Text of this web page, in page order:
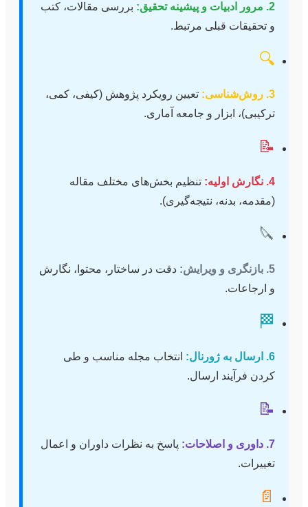
2. مرور ادبیات و پیشینه تحقیق:
بررسی مقالات، کتب
و تحقیقات قبلی مرتبط.
🔍
3. روش‌شناسی:
تعیین رویکرد پژوهش (کیفی، کمی،
ترکیبی)، ابزار و جامعه آماری.
📝
4. نگارش اولیه:
تنظیم بخش‌های مختلف مقاله
(مقدمه، بدنه، نتیجه‌گیری).
🔪
5. بازنگری و ویرایش:
دقت در ساختار، محتوا، نگارش
و ارجاعات.
🏁
6. ارسال به ژورنال:
انتخاب مجله مناسب و طی
کردن فرآیند ارسال.
📝
7. داوری و اصلاحات:
پاسخ به نظرات داوران و اعمال
تغییرات.
📄